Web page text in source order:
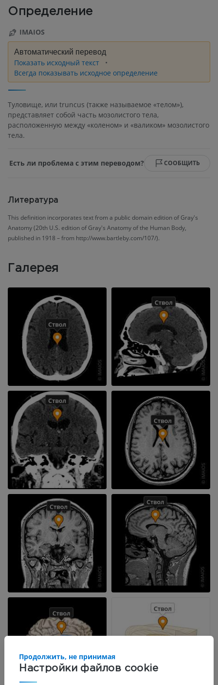
Определение
IMAIOS
Автоматический перевод
Показать исходный текст
Всегда показывать исходное определение
Туловище, или truncus (также называемое «телом»),
представляет собой часть мозолистого тела,
расположенную между «коленом» и «валиком» мозолистого
тела.
Есть ли проблема с этим переводом? СООБЩИТЬ
Литература
This definition incorporates text from a public domain edition of Gray's
Anatomy (20th U.S. edition of Gray's Anatomy of the Human Body,
published in 1918 – from http://www.bartleby.com/107/).
Галерея
Настройки файлов cookie
Продолжить, не принимая